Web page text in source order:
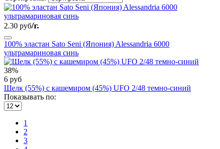
2.30 руб/г.
100% эластан Sato Seni (Япония) Alessandria 6000
ультрамариновая синь
38%
6 руб
Шелк (55%) c кашемиром (45%) UFO 2/48 темно-синий
Показывать по:
1
2
3